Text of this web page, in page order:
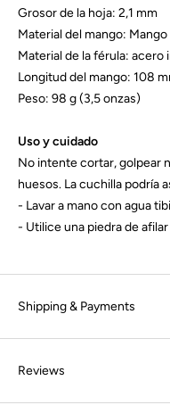
Grosor de la hoja: 2,1 mm
Material del mango:
Material de la férula: acero
Longitud del mango: 108
Peso: 98 g (3,5 onzas)
Uso y cuidado
No intente cortar, golpear
huesos. La cuchilla podría
- Lavar a mano con agua
- Utilice una piedra de
Shipping & Payments
Reviews